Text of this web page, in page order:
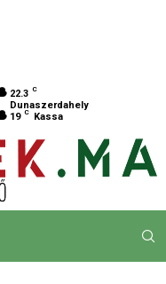
22.3 C
Dunaszerdahely
19 C Kassa